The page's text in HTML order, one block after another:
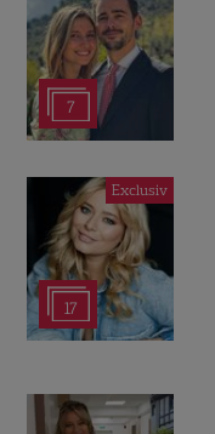
7
Exclusiv
17